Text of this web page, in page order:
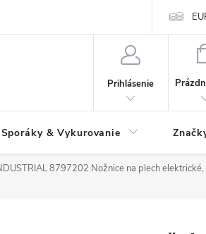
Reklamačný
Prihlásenie
Sporáky & Vykurovanie
8797202 Nožnice na plech